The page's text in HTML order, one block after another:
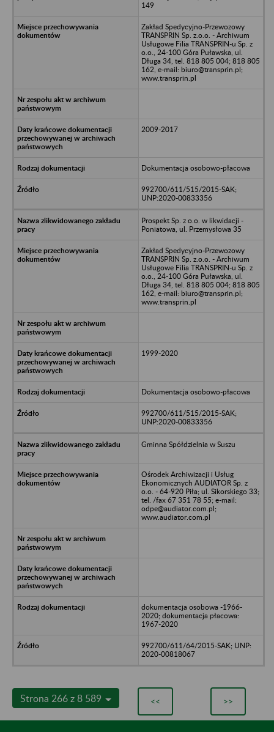
149
Zakład Spedycyjno-Przewozowy
TRANSPRIN Sp. z.o.o. - Archiwum
Usługowe Filia TRANSPRIN-u Sp. z
o.o., 24-100 Góra Puławska, ul.
Długa 34, tel. 818 805 004; 818 805
162, e-mail: biuro@transprin.pl;
www.transprin.pl
2009-2017
Dokumentacja osobowo-płacowa
992700/611/515/2015-SAK;
UNP:2020-00833356
Prospekt Sp. z o.o. w likwidacji -
Poniatowa, ul. Przemysłowa 35
Zakład Spedycyjno-Przewozowy
TRANSPRIN Sp. z.o.o. - Archiwum
Usługowe Filia TRANSPRIN-u Sp. z
o.o., 24-100 Góra Puławska, ul.
Długa 34, tel. 818 805 004; 818 805
162, e-mail: biuro@transprin.pl;
www.transprin.pl
1999-2020
Dokumentacja osobowo-płacowa
992700/611/515/2015-SAK;
UNP:2020-00833356
Gminna Spółdzielnia w Suszu
Ośrodek Archiwizacji i Usług
Ekonomicznych AUDIATOR Sp. z
o.o. - 64-920 Piła; ul. Sikorskiego 33;
tel. /fax 67 351 78 55; e-mail:
odpe@audiator.com.pl;
www.audiator.com.pl
dokumentacja osobowa -1966-
2020; dokumentacja płacowa:
1967-2020
992700/611/64/2015-SAK; UNP:
2020-00818067
Strona 266 z 8 589 << >>